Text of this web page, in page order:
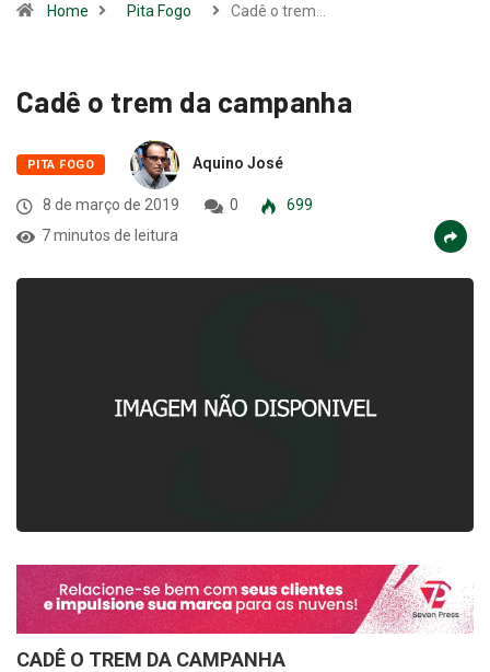
Home Pita Fogo Cadê o trem…
Cadê o trem da campanha
PITA FOGO Aquino José
8 de março de 2019 0
699
7 minutos de leitura
CADÊ O TREM DA CAMPANHA